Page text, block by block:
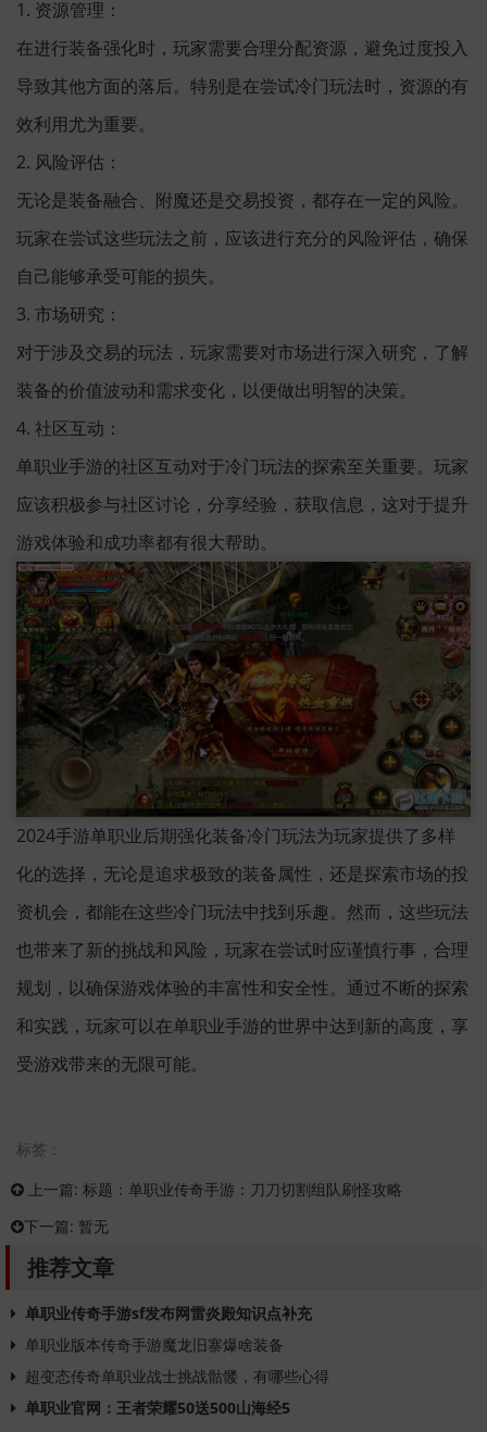
1. 资源管理：
在进行装备强化时，玩家需要合理分配资源，避免过度投入
导致其他方面的落后。特别是在尝试冷门玩法时，资源的有
效利用尤为重要。
2. 风险评估：
无论是装备融合、附魔还是交易投资，都存在一定的风险。
玩家在尝试这些玩法之前，应该进行充分的风险评估，确保
自己能够承受可能的损失。
3. 市场研究：
对于涉及交易的玩法，玩家需要对市场进行深入研究，了解
装备的价值波动和需求变化，以便做出明智的决策。
4. 社区互动：
单职业手游的社区互动对于冷门玩法的探索至关重要。玩家
应该积极参与社区讨论，分享经验，获取信息，这对于提升
游戏体验和成功率都有很大帮助。
2024手游单职业后期强化装备冷门玩法为玩家提供了多样
化的选择，无论是追求极致的装备属性，还是探索市场的投
资机会，都能在这些冷门玩法中找到乐趣。然而，这些玩法
也带来了新的挑战和风险，玩家在尝试时应谨慎行事，合理
规划，以确保游戏体验的丰富性和安全性。通过不断的探索
和实践，玩家可以在单职业手游的世界中达到新的高度，享
受游戏带来的无限可能。
标签：
上一篇: 标题：单职业传奇手游：刀刀切割组队刷怪攻略
下一篇: 暂无
推荐文章
单职业传奇手游sf发布网雷炎殿知识点补充
单职业版本传奇手游魔龙旧寨爆啥装备
超变态传奇单职业战士挑战骷髅，有哪些心得
单职业官网：王者荣耀50送500山海经5